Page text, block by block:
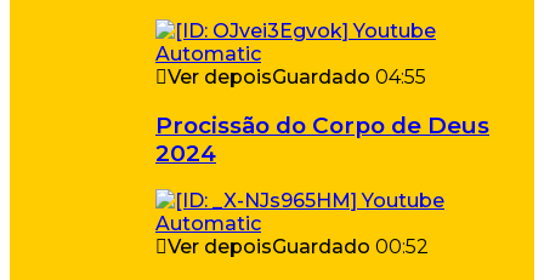
Ver depoisGuardado 04:55
Procissão do Corpo de Deus
2024
Ver depoisGuardado 00:52